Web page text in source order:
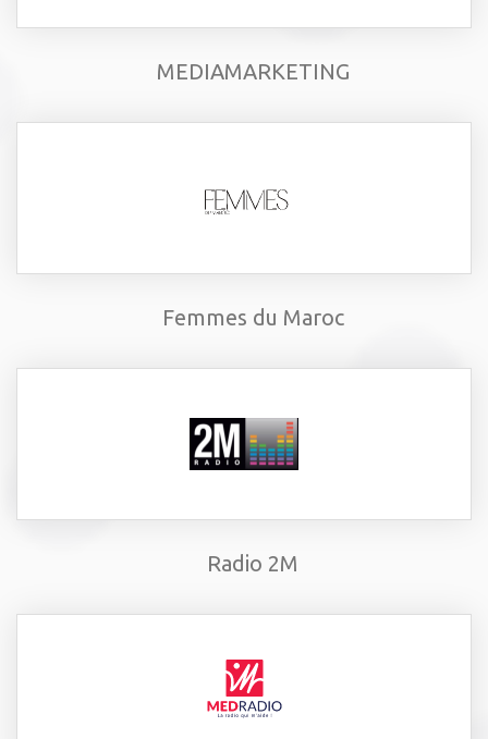
MEDIAMARKETING
Femmes du Maroc
Radio 2M